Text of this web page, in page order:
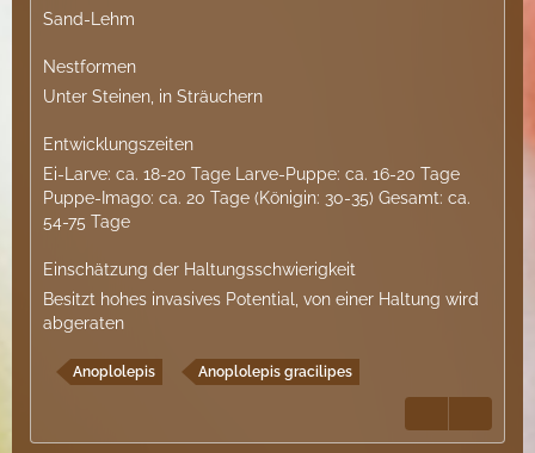
Sand-Lehm
Nestformen
Unter Steinen, in Sträuchern
Entwicklungszeiten
Ei-Larve: ca. 18-20 Tage Larve-Puppe: ca. 16-20 Tage
Puppe-Imago: ca. 20 Tage (Königin: 30-35) Gesamt: ca.
54-75 Tage
Einschätzung der Haltungsschwierigkeit
Besitzt hohes invasives Potential, von einer Haltung wird
abgeraten
Anoplolepis Anoplolepis gracilipes